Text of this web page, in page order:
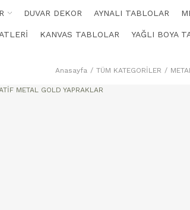
DUVAR DEKOR AYNALI TABLOLAR
KANVAS TABLOLAR YAĞLI BOYA
Anasayfa TÜM KATEGORİLER